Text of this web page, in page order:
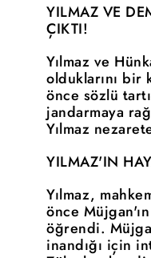
YILMAZ VE
ÇIKTI!
Yılmaz ve
olduklarını bir
önce sözlü
jandarmaya
Yılmaz
YILMAZ'IN
Yılmaz,
önce
öğrendi.
inandığı için